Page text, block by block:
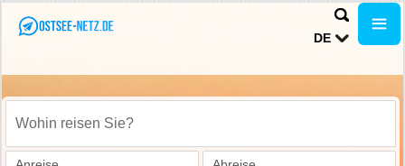
DE
Wohin reisen Sie?